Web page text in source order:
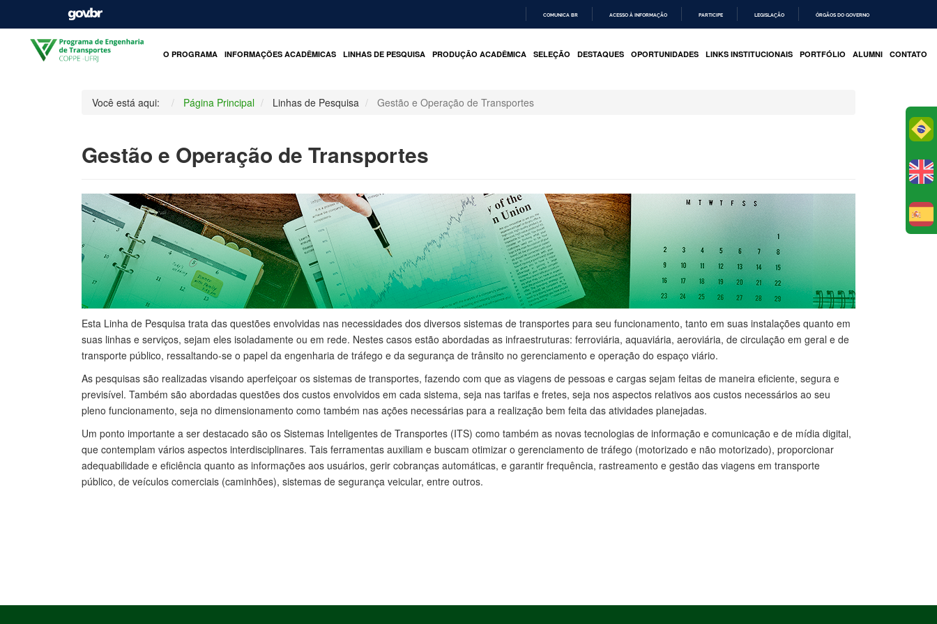
O
COMUNICA BR ACESSO À INFORMAÇÃO PARTICIPE LEGISLAÇÃO ÓRGÃOS DO GOVERNO
O PROGRAMA INFORMAÇÕES ACADÊMICAS LINHAS DE PESQUISA PRODUÇÃO ACADÊMICA SELEÇÃO DESTAQUES OPORTUNIDADES LINKS INSTITUCIONAIS PORTFÓLIO ALUMNI CONTATO
Você está aqui: Página Principal Linhas de Pesquisa Gestão e Operação de Transportes
Gestão e Operação de Transportes
Esta Linha de Pesquisa trata das questões envolvidas nas necessidades dos diversos sistemas de transportes para seu funcionamento, tanto em suas instalações quanto em
suas linhas e serviços, sejam eles isoladamente ou em rede. Nestes casos estão abordadas as infraestruturas: ferroviária, aquaviária, aeroviária, de circulação em geral e de
transporte público, ressaltando-se o papel da engenharia de tráfego e da segurança de trânsito no gerenciamento e operação do espaço viário.
As pesquisas são realizadas visando aperfeiçoar os sistemas de transportes, fazendo com que as viagens de pessoas e cargas sejam feitas de maneira eficiente, segura e
previsível. Também são abordadas questões dos custos envolvidos em cada sistema, seja nas tarifas e fretes, seja nos aspectos relativos aos custos necessários ao seu
pleno funcionamento, seja no dimensionamento como também nas ações necessárias para a realização bem feita das atividades planejadas.
Um ponto importante a ser destacado são os Sistemas Inteligentes de Transportes (ITS) como também as novas tecnologias de informação e comunicação e de mídia digital,
que contemplam vários aspectos interdisciplinares. Tais ferramentas auxiliam e buscam otimizar o gerenciamento de tráfego (motorizado e não motorizado), proporcionar
adequabilidade e eficiência quanto as informações aos usuários, gerir cobranças automáticas, e garantir frequência, rastreamento e gestão das viagens em transporte
público, de veículos comerciais (caminhões), sistemas de segurança veicular, entre outros.